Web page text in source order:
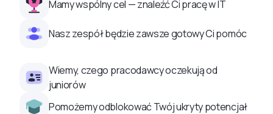
Mamy wspólny cel — znaleźć Ci pracę w IT
Nasz zespół będzie zawsze gotowy Ci pomóc
Wiemy, czego pracodawcy oczekują od
juniorów
Pomożemy odblokować Twój ukryty potencjał